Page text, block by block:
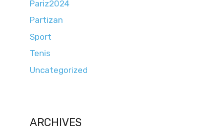
Pariz2024
Partizan
Sport
Tenis
Uncategorized
ARCHIVES